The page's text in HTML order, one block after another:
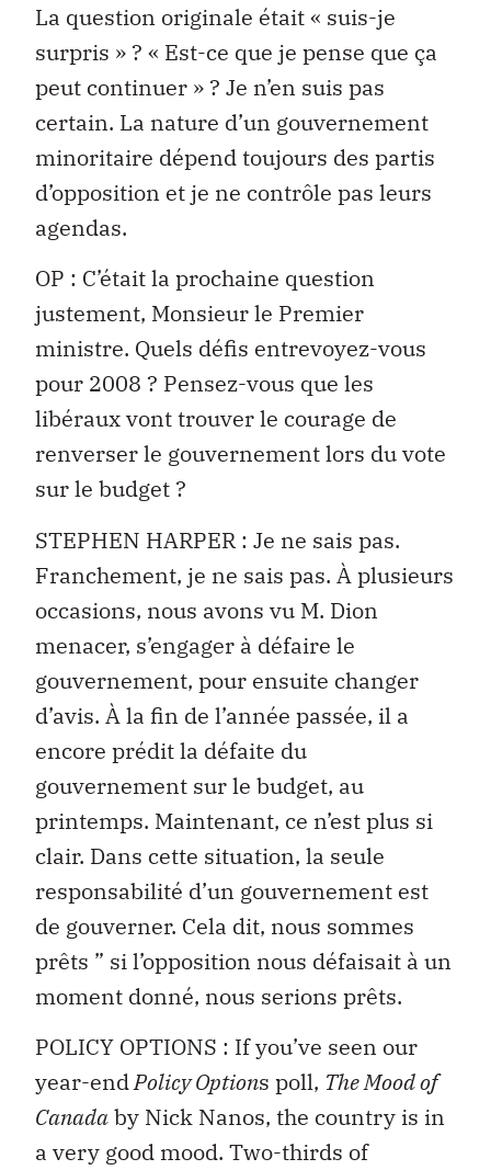
La question originale était « suis-je
surpris » ? « Est-ce que je pense que ça
peut continuer » ? Je n’en suis pas
certain. La nature d’un gouvernement
minoritaire dépend toujours des partis
d’opposition et je ne contrôle pas leurs
agendas.
OP : C’était la prochaine question
justement, Monsieur le Premier
ministre. Quels défis entrevoyez-vous
pour 2008 ? Pensez-vous que les
libéraux vont trouver le courage de
renverser le gouvernement lors du vote
sur le budget ?
STEPHEN HARPER : Je ne sais pas.
Franchement, je ne sais pas. À plusieurs
occasions, nous avons vu M. Dion
menacer, s’engager à défaire le
gouvernement, pour ensuite changer
d’avis. À la fin de l’année passée, il a
encore prédit la défaite du
gouvernement sur le budget, au
printemps. Maintenant, ce n’est plus si
clair. Dans cette situation, la seule
responsabilité d’un gouvernement est
de gouverner. Cela dit, nous sommes
prêts ” si l’opposition nous défaisait à un
moment donné, nous serions prêts.
POLICY OPTIONS : If you’ve seen our
year-endPolicy Options poll, The Mood of
Canadaby Nick Nanos, the country is in
a very good mood. Two-thirds of